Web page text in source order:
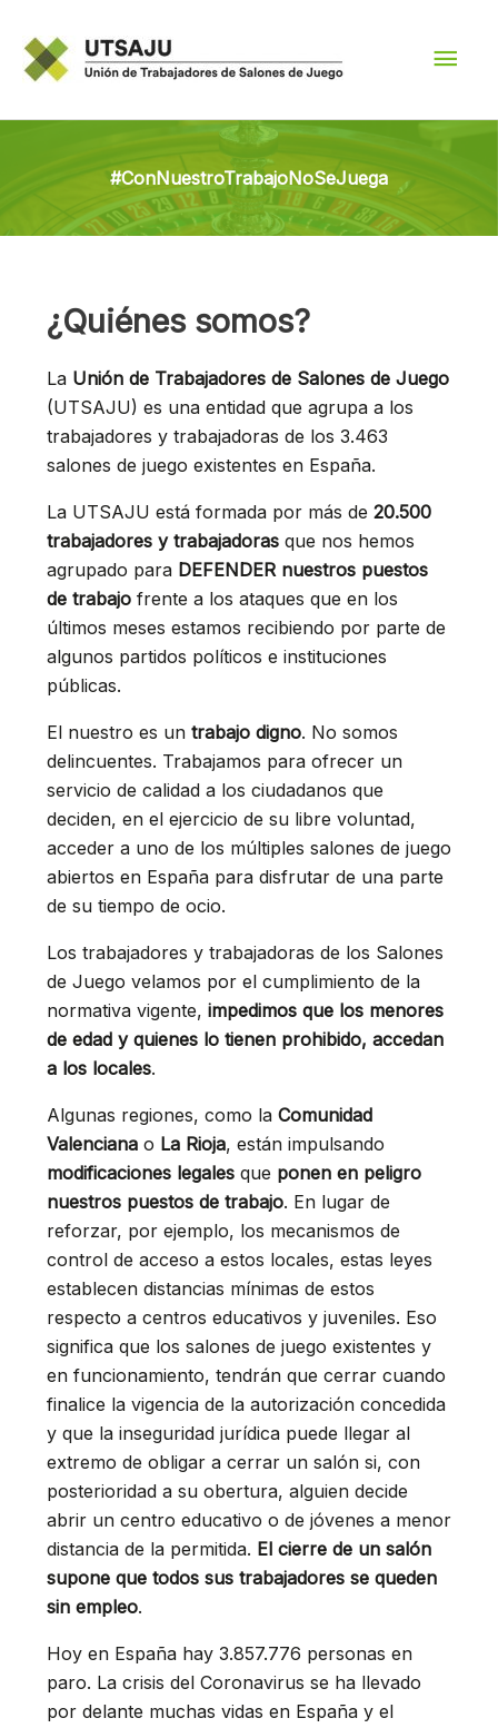
contenido
#ConNuestroTrabajoNoSeJuega
¿Quiénes somos?
La Unión de Trabajadores de Salones de Juego
(UTSAJU) es una entidad que agrupa a los
trabajadores y trabajadoras de los 3.463
salones de juego existentes en España.
La UTSAJU está formada por más de 20.500
trabajadores y trabajadoras que nos hemos
agrupado para DEFENDER nuestros puestos
de trabajo frente a los ataques que en los
últimos meses estamos recibiendo por parte de
algunos partidos políticos e instituciones
públicas.
El nuestro es un trabajo digno. No somos
delincuentes. Trabajamos para ofrecer un
servicio de calidad a los ciudadanos que
deciden, en el ejercicio de su libre voluntad,
acceder a uno de los múltiples salones de juego
abiertos en España para disfrutar de una parte
de su tiempo de ocio.
Los trabajadores y trabajadoras de los Salones
de Juego velamos por el cumplimiento de la
normativa vigente, impedimos que los menores
de edad y quienes lo tienen prohibido, accedan
a los locales.
Algunas regiones, como la Comunidad
Valenciana o La Rioja, están impulsando
modificaciones legales que ponen en peligro
nuestros puestos de trabajo. En lugar de
reforzar, por ejemplo, los mecanismos de
control de acceso a estos locales, estas leyes
establecen distancias mínimas de estos
respecto a centros educativos y juveniles. Eso
significa que los salones de juego existentes y
en funcionamiento, tendrán que cerrar cuando
finalice la vigencia de la autorización concedida
y que la inseguridad jurídica puede llegar al
extremo de obligar a cerrar un salón si, con
posterioridad a su obertura, alguien decide
abrir un centro educativo o de jóvenes a menor
distancia de la permitida. El cierre de un salón
supone que todos sus trabajadores se queden
sin empleo.
Hoy en España hay 3.857.776 personas en
paro. La crisis del Coronavirus se ha llevado
por delante muchas vidas en España y el